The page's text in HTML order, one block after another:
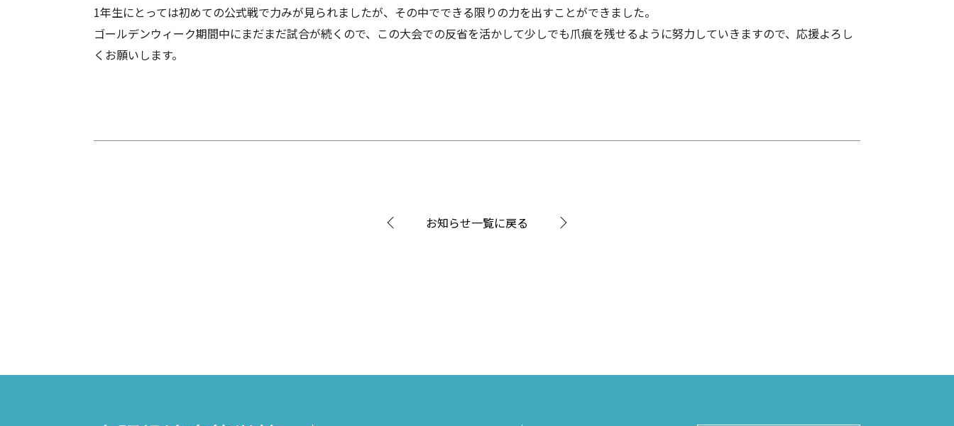
1年生にとっては初めての公式戦で力みが見られましたが、その中でできる限りの力を出すことができました。
ゴールデンウィーク期間中にまだまだ試合が続くので、この大会での反省を活かして少しでも爪痕を残せるように努力していきますので、応援よろし
くお願いします。
お知らせ一覧に戻る